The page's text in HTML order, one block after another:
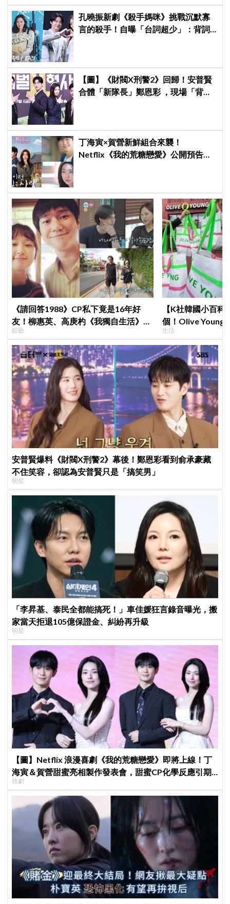
孔曉振新劇《殺手媽咪》挑戰沉默寡
言的殺手！自曝「台詞超少」：背詞
【圖】《財閥X刑警2》回歸！安普賢
合體「新隊長」鄭恩彩 ，現場「背靠
丁海寅×賀營新鮮組合來襲！
Netflix《我的荒糖戀愛》公開預告，
《請回答1988》CP私下竟是16年好
友！柳惠英、高庚杓《我獨自生活》預
告公開，暖心互動掀回憶殺
綜藝
【K社韓國小百
個！Olive Young
遊客，機場「人
生活
安普賢爆料《財閥X刑警2》幕後！鄭恩彩看到俞承豪藏
不住笑容，卻認為安普賢只是「搞笑男」
明星
「李昇基、泰民全都能搞死！」車佳媛狂言錄音曝光，搬
家當天拒退105億保證金、糾紛再升級
明星
【圖】Netflix 浪漫喜劇《我的荒糖戀愛》即將上線！丁
海寅＆賀營甜蜜亮相製作發表會，甜蜜CP化學反應引期
待
韓劇